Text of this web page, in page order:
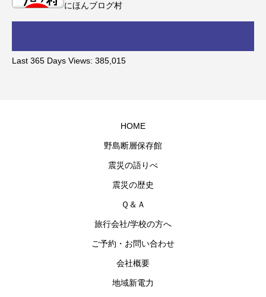
にほんブログ村
Last 365 Days Views: 385,015
HOME
野島断層保存館
震災の語りべ
震災の歴史
Ｑ＆Ａ
旅行会社/学校の方へ
ご予約・お問い合わせ
会社概要
地域新電力